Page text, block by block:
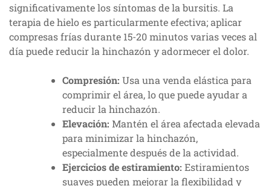
significativamente los síntomas de la bursitis. La
terapia de hielo es particularmente efectiva; aplicar
compresas frías durante 15-20 minutos varias veces al
día puede reducir la hinchazón y adormecer el dolor.
Compresión: Usa una venda elástica para
comprimir el área, lo que puede ayudar a
reducir la hinchazón.
Elevación: Mantén el área afectada elevada
para minimizar la hinchazón,
especialmente después de la actividad.
Ejercicios de estiramiento: Estiramientos
suaves pueden mejorar la flexibilidad y